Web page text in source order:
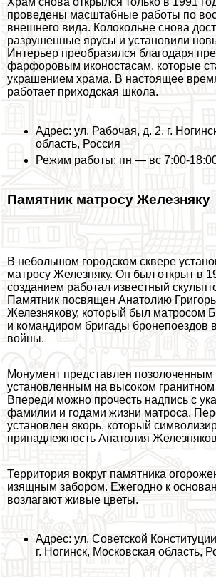
проведены масштабные работы по
внешнего вида. Колокольне снова
разрушенные ярусы и установили
Интерьер преобразился благодаря
фарфоровым иконостасам, которые
украшением храма. В настоящее
работает приходская школа.
Адрес: ул. Рабочая, д. 2, г.
область, Россия
Режим работы: пн — вс 7:00-
Памятник матросу Железняку
В небольшом городском сквере
матросу Железняку. Он был открыт в
созданием работал известный
Памятник посвящен Анатолию
Железнякову, который был матросом
и комaндиром бригады бронепоездов
войны.
Монумент представлен
установленным на высоком гранитном
Впереди можно прочесть надпись с
фамилии и годами жизни матроса.
установлен якорь, который
принадлежность Анатолия
Территория вокруг памятника
изящным забором. Ежегодно к
возлагают живые цветы.
Адрес: ул. Советской
г. Ногинск, Московская область,